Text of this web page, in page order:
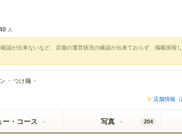
人
認が出来ないなど、店舗の運営状況の確認が出来ておらず、掲載保留
つけ麺
店舗情報（
ー・コース 写真 204